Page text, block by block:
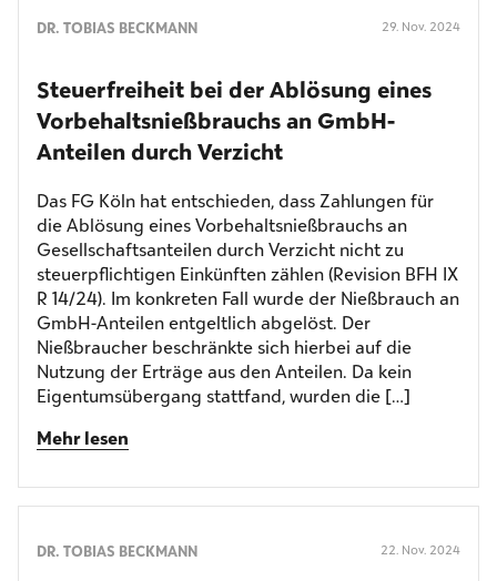
DR. TOBIAS BECKMANN 29. Nov. 2024
Steuerfreiheit bei der Ablösung eines
Vorbehalts­nießbrauchs an GmbH-
Anteilen durch Verzicht
Das FG Köln hat entschieden, dass Zahlungen für
die Ablösung eines Vorbehaltsnießbrauchs an
Gesellschaftsanteilen durch Verzicht nicht zu
steuerpflichtigen Einkünften zählen (Revision BFH IX
R 14/24). Im konkreten Fall wurde der Nießbrauch an
GmbH-Anteilen entgeltlich abgelöst. Der
Nießbraucher beschränkte sich hierbei auf die
Nutzung der Erträge aus den Anteilen. Da kein
Eigentumsübergang stattfand, wurden die […]
Mehr lesen
DR. TOBIAS BECKMANN 22. Nov. 2024